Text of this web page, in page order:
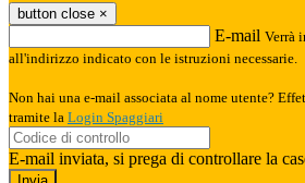
button close ×
E-mail Verrà
all'indirizzo indicato con le istruzioni necessarie.
Non hai una e-mail associata al nome utente?
tramite la Login Spaggiari
E-mail inviata, si prega di controllare la